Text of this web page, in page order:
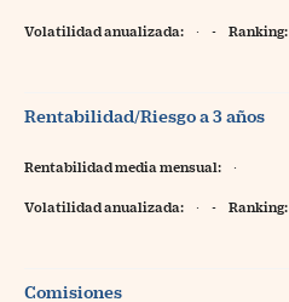
Volatilidad anualizada: · - Ranking:
Rentabilidad/Riesgo a 3 años
Rentabilidad media mensual: ·
Volatilidad anualizada: · - Ranking:
Comisiones